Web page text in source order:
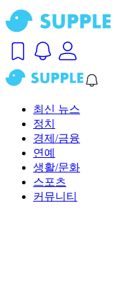
최신 뉴스
정치
경제/금융
연예
생활/문화
스포츠
커뮤니티